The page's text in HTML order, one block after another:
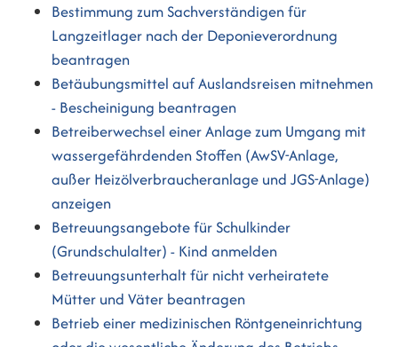
Bestimmung zum Sachverständigen für
Langzeitlager nach der Deponieverordnung
beantragen
Betäubungsmittel auf Auslandsreisen mitnehmen
- Bescheinigung beantragen
Betreiberwechsel einer Anlage zum Umgang mit
wassergefährdenden Stoffen (AwSV-Anlage,
außer Heizölverbraucheranlage und JGS-Anlage)
anzeigen
Betreuungsangebote für Schulkinder
(Grundschulalter) - Kind anmelden
Betreuungsunterhalt für nicht verheiratete
Mütter und Väter beantragen
Betrieb einer medizinischen Röntgeneinrichtung